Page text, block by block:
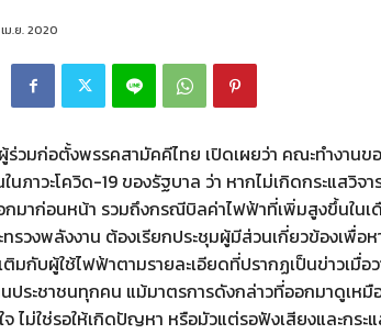
ม.ย. 2020
วมก่อตั้งพรรคสามัคคีไทย เปิดเผยว่า คณะทำงานข
นภาวะโควิด-19 ของรัฐบาล ว่า หากไม่เกิดกระแสวิ
กมาก่อนหน้า รวมถึงกรณีบิลค่าไฟฟ้าที่เพิ่มสูงขึ้นใน
รวงพลังงาน ต้องเรียกประชุมผู้มีส่วนเกี่ยวข้องเพื่อ
ติมกับผู้ใช้ไฟฟ้าตามรายละเอียดที่ปรากฏเป็นข่าวเมื่
ระชาชนทุกคน แม้มาตรการดังกล่าวที่ออกมาดูเหมือ
ไม่ใช่รอให้เกิดปัญหา หรือมัวแต่รอฟังเสียงและกระ